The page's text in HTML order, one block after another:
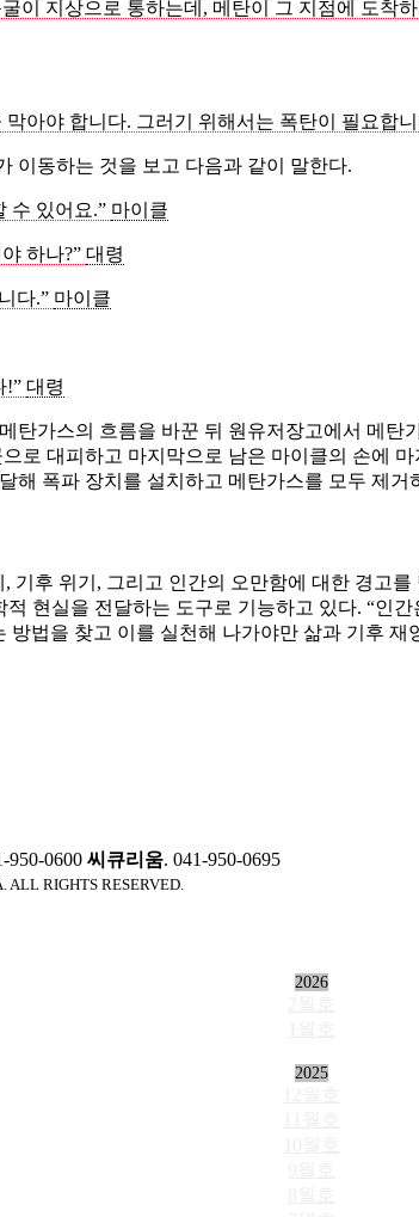
이 지상으로 통하는데, 메탄이 그 지점에 도착
아야 합니다. 그러기 위해서는 폭탄이 필요합
이동하는 것을 보고 다음과 같이 말한다.
수 있어요.” 마이클
하나?” 대령
다.” 마이클
!” 대령
탄가스의 흐름을 바꾼 뒤 원유저장고에서 메탄
로 대피하고 마지막으로 남은 마이클의 손에
해 폭파 장치를 설치하고 메탄가스를 모두 제거
기후 위기, 그리고 인간의 오만함에 대한 경고
현실을 전달하는 도구로 기능하고 있다. “인
법을 찾고 이를 실천해 나가야만 삶과 기후
950-0600씨큐리움. 041-950-0695
RIGHTS RESERVED.
2026
2025